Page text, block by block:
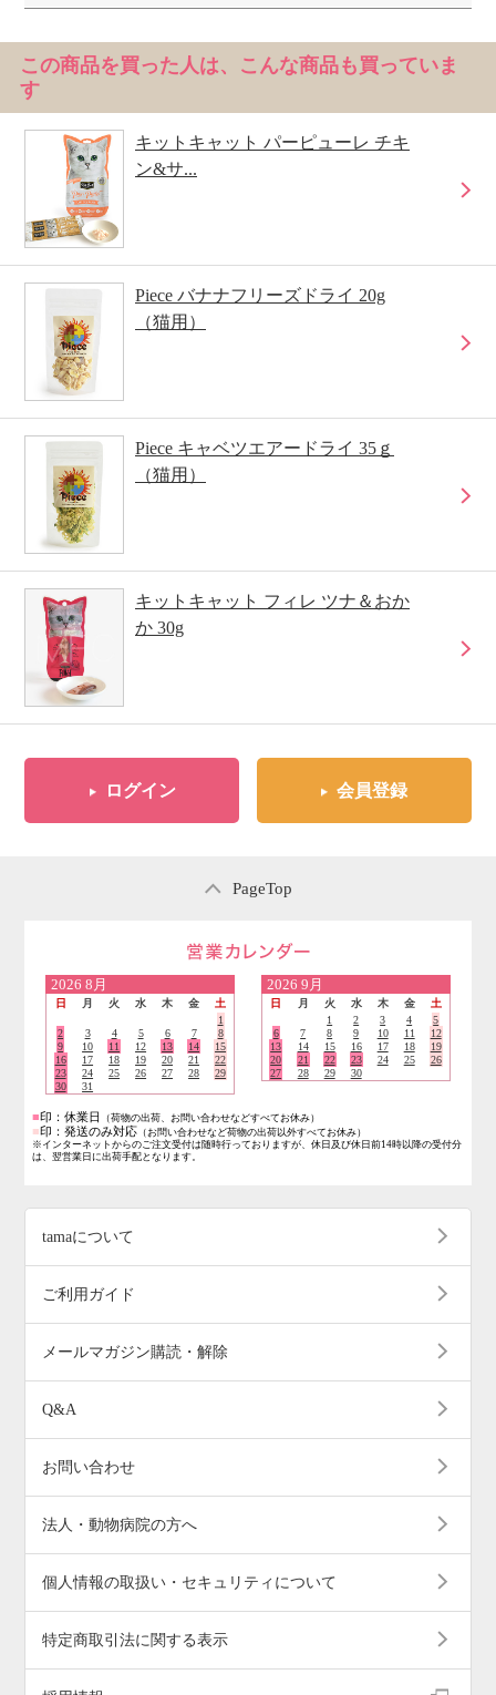
この商品を買った人は、こんな商品も買っていま
す
キットキャット パーピューレ チキ
ン&サ...
Piece バナナフリーズドライ 20g
（猫用）
Piece キャベツエアードライ 35ｇ
（猫用）
キットキャット フィレ ツナ＆おか
か 30g
ログイン 会員登録
PageTop
2026 8月
日 月 火 水 木 金
土
1
2
3 4 5 6 7
8
9
10 11 12 13 14
15
16
17 18 19 20 21
22
23
24 25 26 27 28
29
30
31
2026 9月
日 月 火 水 木 金
土
1
2 3 4
5
6
7 8 9 10 11
12
13
14 15 16 17 18
19
20
21 22 23 24 25
26
27
28 29 30
■印：休業日 （荷物の出荷、お問い合わせなどすべてお休み）
■印：発送のみ対応 （お問い合わせなど荷物の出荷以外すべてお休み）
※インターネットからのご注文受付は随時行っておりますが、休日及び休日前14時以降の受付分
は、翌営業日に出荷手配となります。
tamaについて
ご利用ガイド
メールマガジン購読・解除
Q&A
お問い合わせ
法人・動物病院の方へ
個人情報の取扱い・セキュリティについて
特定商取引法に関する表示